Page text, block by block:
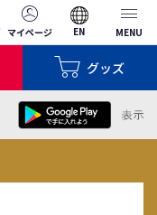
マイページ EN MENU
グッズ